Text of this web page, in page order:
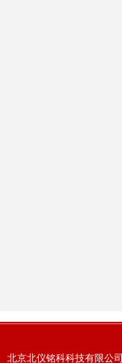
北京北仪铭科科技有限公